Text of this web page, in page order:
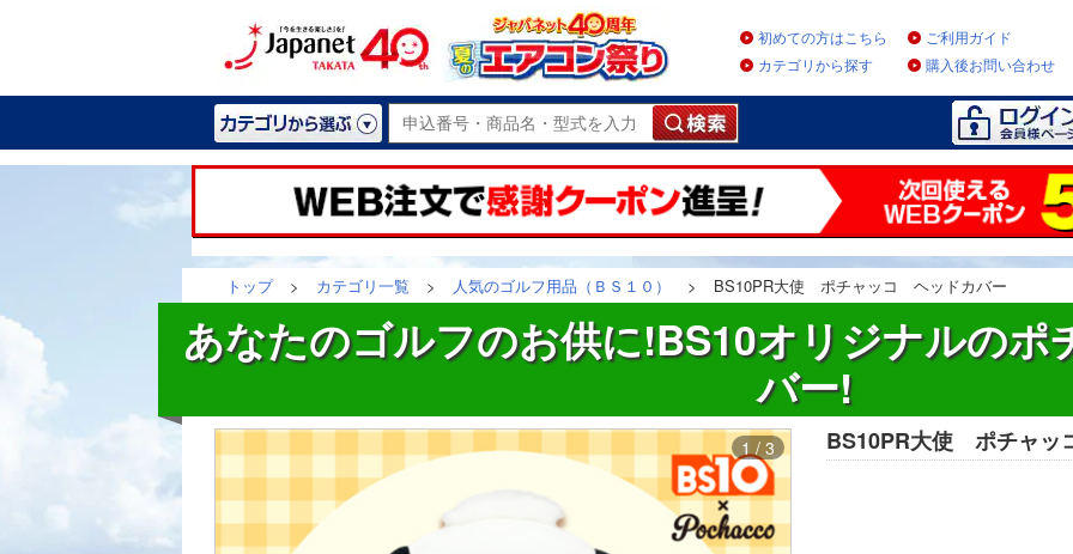
初めての方はこちら
ご利用ガイド
カテゴリから探す
購入後お問い合わせ
トップ > カテゴリ一覧 > 人気のゴルフ用品（ＢＳ１０） > BS10PR大使 ポチャッコ ヘッドカバー
あなたのゴルフのお供に!BS10オリジナルのポ
バー!
1 / 3 BS10PR大使 ポチャッ